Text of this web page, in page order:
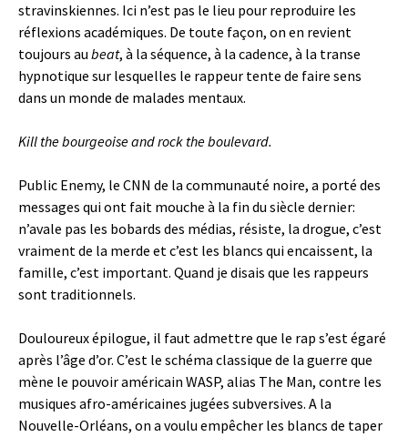
stravinskiennes. Ici n’est pas le lieu pour reproduire les
réflexions académiques. De toute façon, on en revient
toujours au beat, à la séquence, à la cadence, à la transe
hypnotique sur lesquelles le rappeur tente de faire sens
dans un monde de malades mentaux.
Kill the bourgeoise and rock the boulevard.
Public Enemy, le CNN de la communauté noire, a porté des
messages qui ont fait mouche à la fin du siècle dernier:
n’avale pas les bobards des médias, résiste, la drogue, c’est
vraiment de la merde et c’est les blancs qui encaissent, la
famille, c’est important. Quand je disais que les rappeurs
sont traditionnels.
Douloureux épilogue, il faut admettre que le rap s’est égaré
après l’âge d’or. C’est le schéma classique de la guerre que
mène le pouvoir américain WASP, alias The Man, contre les
musiques afro-américaines jugées subversives. A la
Nouvelle-Orléans, on a voulu empêcher les blancs de taper